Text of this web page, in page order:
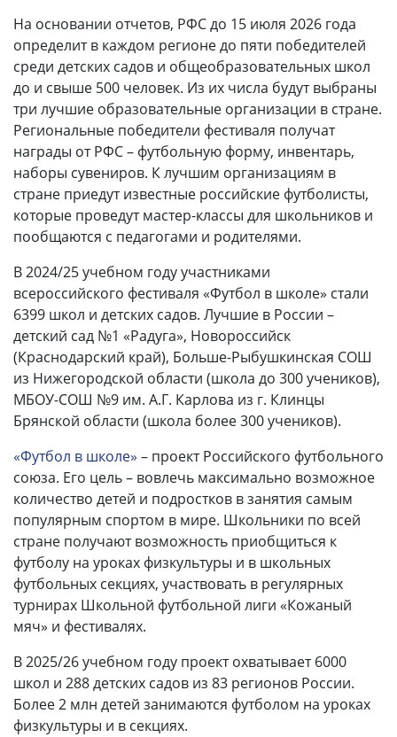
На основании отчетов, РФС до 15 июля 2026 года
определит в каждом регионе до пяти победителей
среди детских садов и общеобразовательных школ
до и свыше 500 человек. Из их числа будут выбраны
три лучшие образовательные организации в стране.
Региональные победители фестиваля получат
награды от РФС – футбольную форму, инвентарь,
наборы сувениров. К лучшим организациям в
стране приедут известные российские футболисты,
которые проведут мастер-классы для школьников и
пообщаются с педагогами и родителями.
В 2024/25 учебном году участниками
всероссийского фестиваля «Футбол в школе» стали
6399 школ и детских садов. Лучшие в России –
детский сад №1 «Радуга», Новороссийск
(Краснодарский край), Больше-Рыбушкинская СОШ
из Нижегородской области (школа до 300 учеников),
МБОУ-СОШ №9 им. А.Г. Карлова из г. Клинцы
Брянской области (школа более 300 учеников).
«Футбол в школе» – проект Российского футбольного
союза. Его цель – вовлечь максимально возможное
количество детей и подростков в занятия самым
популярным спортом в мире. Школьники по всей
стране получают возможность приобщиться к
футболу на уроках физкультуры и в школьных
футбольных секциях, участвовать в регулярных
турнирах Школьной футбольной лиги «Кожаный
мяч» и фестивалях.
В 2025/26 учебном году проект охватывает 6000
школ и 288 детских садов из 83 регионов России.
Более 2 млн детей занимаются футболом на уроках
физкультуры и в секциях.